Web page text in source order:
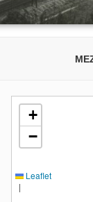
+
−
Leaflet
|